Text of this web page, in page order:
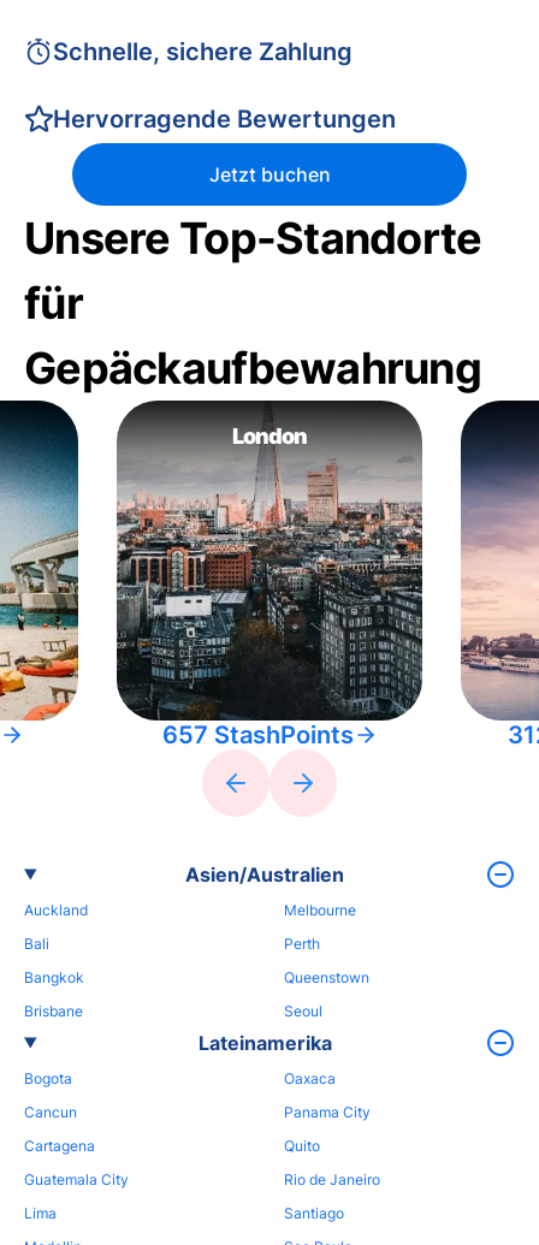
Schnelle, sichere Zahlung
Hervorragende Bewertungen
Jetzt buchen
Unsere Top-Standorte
für
Gepäckaufbewahrung
London
657 StashPoints
Asien/Australien
Auckland
Bali
Bangkok
Brisbane
Melbourne
Perth
Queenstown
Seoul
Lateinamerika
Bogota
Cancun
Cartagena
Guatemala City
Lima
Oaxaca
Panama City
Quito
Rio de Janeiro
Santiago